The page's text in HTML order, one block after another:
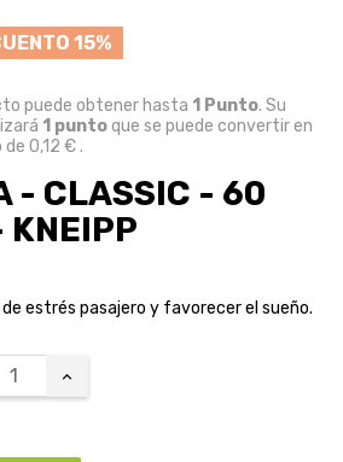
15%
puede obtener hasta 1 Punto. Su
1 puntoque se puede convertir en
de 0,12 €.
- CLASSIC - 60
KNEIPP
estrés pasajero y favorecer el sueño.